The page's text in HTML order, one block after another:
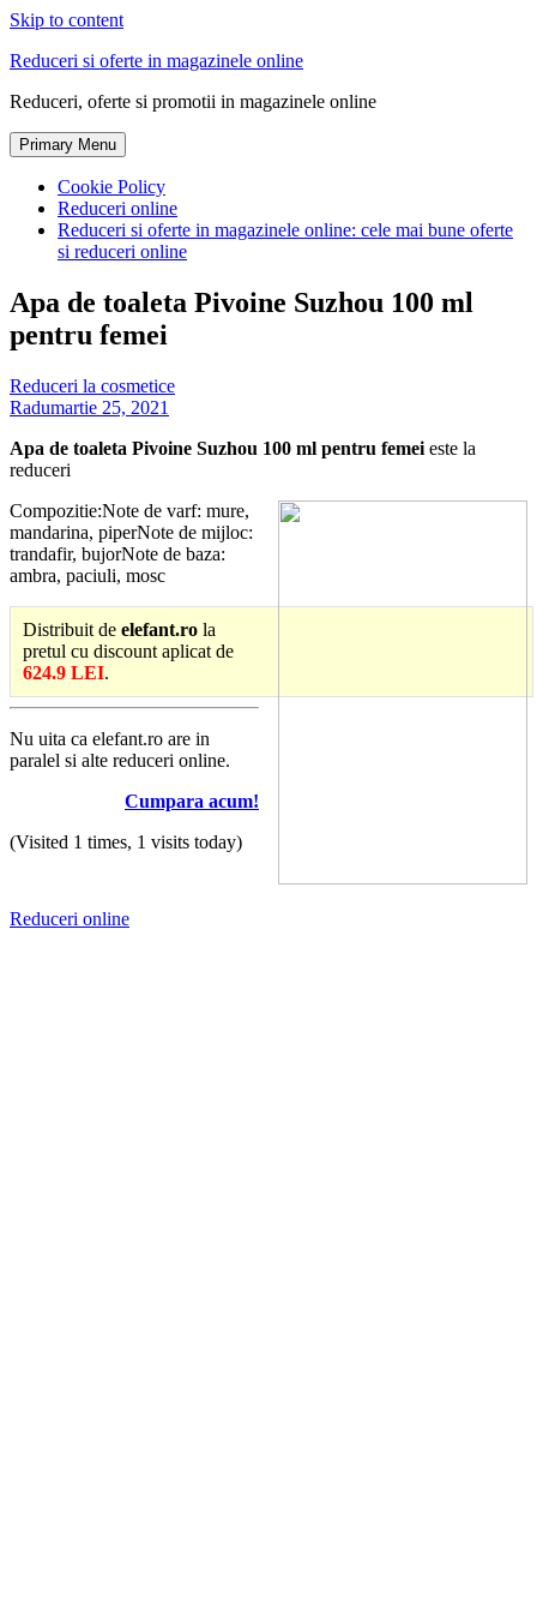
Skip to content
Reduceri si oferte in magazinele online
Reduceri, oferte si promotii in magazinele online
Primary Menu
Cookie Policy
Reduceri online
Reduceri si oferte in magazinele online: cele mai bune oferte
si reduceri online
Apa de toaleta Pivoine Suzhou 100 ml
pentru femei
Reduceri la cosmetice
Radumartie 25, 2021
Apa de toaleta Pivoine Suzhou 100 ml pentru femei este la
reduceri
Compozitie:Note de varf: mure,
mandarina, piperNote de mijloc:
trandafir, bujorNote de baza:
ambra, paciuli, mosc
Distribuit de elefant.ro la
pretul cu discount aplicat de
624.9 LEI.
Nu uita ca elefant.ro are in
paralel si alte reduceri online.
Cumpara acum!
(Visited 1 times, 1 visits today)
Reduceri online